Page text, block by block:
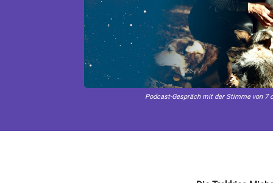
Podcast-Gespräch mit der Stimme von 7